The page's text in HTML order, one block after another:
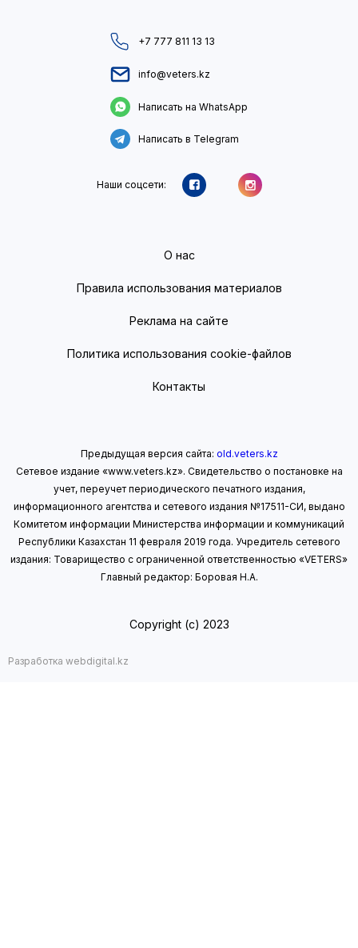
+7 777 811 13 13
info@veters.kz
Написать на WhatsApp
Написать в Telegram
Наши соцсети:
О нас
Правила использования материалов
Реклама на сайте
Политика использования cookie-файлов
Контакты
Предыдущая версия сайта: old.veters.kz
Сетевое издание «www.veters.kz». Свидетельство о постановке на
учет, переучет периодического печатного издания,
информационного агентства и сетевого издания №17511-СИ, выдано
Комитетом информации Министерства информации и коммуникаций
Республики Казахстан 11 февраля 2019 года. Учредитель сетевого
издания: Товарищество с ограниченной ответственностью «VETERS»
Главный редактор: Боровая Н.А.
Copyright (с) 2023
Разработка webdigital.kz